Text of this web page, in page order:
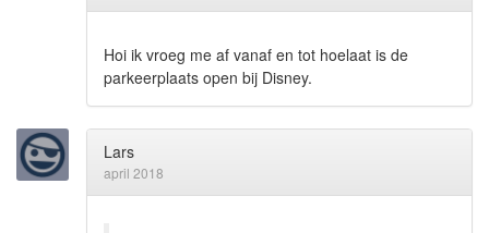
Hoi ik vroeg me af vanaf en tot hoelaat is de
parkeerplaats open bij Disney.
Lars
april 2018